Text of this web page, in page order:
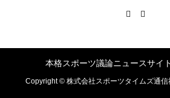
本格スポーツ議論ニュースサイ
Copyright ©株式会社スポーツタイムズ通